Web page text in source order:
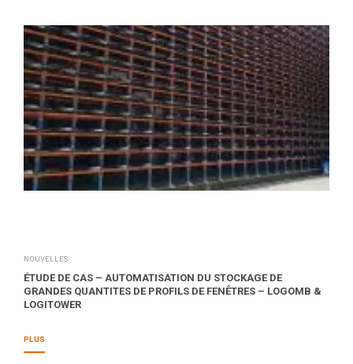
NOUVELLES
ÉTUDE DE CAS – AUTOMATISATION DU STOCKAGE DE
GRANDES QUANTITES DE PROFILS DE FENÊTRES – LOGOMB &
LOGITOWER
PLUS